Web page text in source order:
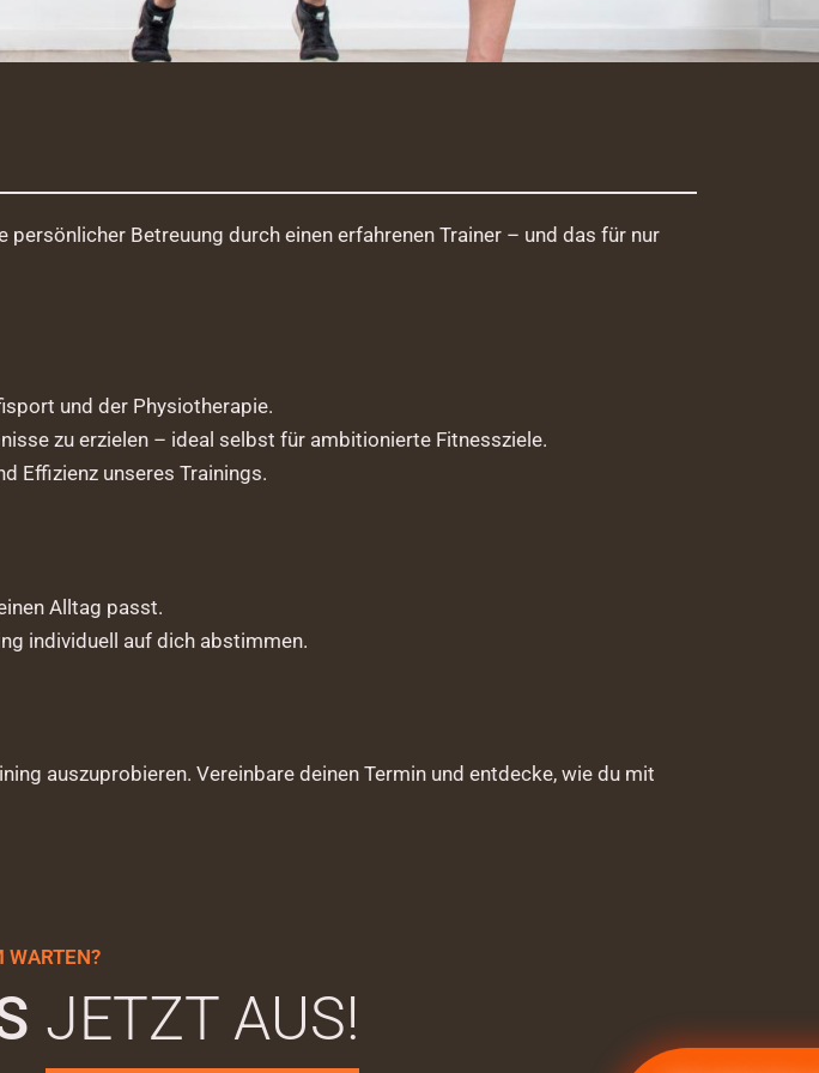
persönlicher Betreuung durch einen erfahrenen Trainer – und das für nur
und der Physiotherapie.
zu erzielen – ideal selbst für ambitionierte Fitnessziele.
Effizienz unseres Trainings.
Alltag passt.
individuell auf dich abstimmen.
auszuprobieren. Vereinbare deinen Termin und entdecke, wie du mit
WARTEN?
JETZT AUS!